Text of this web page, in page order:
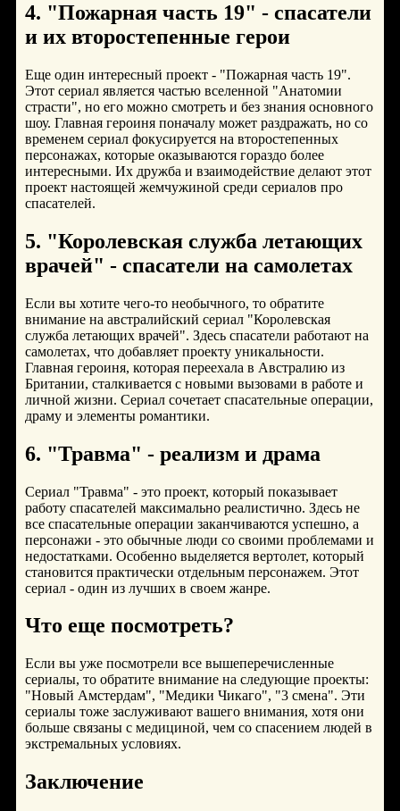
4. "Пожарная часть 19" - спасатели
и их второстепенные герои
Еще один интересный проект - "Пожарная часть 19".
Этот сериал является частью вселенной "Анатомии
страсти", но его можно смотреть и без знания основного
шоу. Главная героиня поначалу может раздражать, но со
временем сериал фокусируется на второстепенных
персонажах, которые оказываются гораздо более
интересными. Их дружба и взаимодействие делают этот
проект настоящей жемчужиной среди сериалов про
спасателей.
5. "Королевская служба летающих
врачей" - спасатели на самолетах
Если вы хотите чего-то необычного, то обратите
внимание на австралийский сериал "Королевская
служба летающих врачей". Здесь спасатели работают на
самолетах, что добавляет проекту уникальности.
Главная героиня, которая переехала в Австралию из
Британии, сталкивается с новыми вызовами в работе и
личной жизни. Сериал сочетает спасательные операции,
драму и элементы романтики.
6. "Травма" - реализм и драма
Сериал "Травма" - это проект, который показывает
работу спасателей максимально реалистично. Здесь не
все спасательные операции заканчиваются успешно, а
персонажи - это обычные люди со своими проблемами и
недостатками. Особенно выделяется вертолет, который
становится практически отдельным персонажем. Этот
сериал - один из лучших в своем жанре.
Что еще посмотреть?
Если вы уже посмотрели все вышеперечисленные
сериалы, то обратите внимание на следующие проекты:
"Новый Амстердам", "Медики Чикаго", "3 смена". Эти
сериалы тоже заслуживают вашего внимания, хотя они
больше связаны с медициной, чем со спасением людей в
экстремальных условиях.
Заключение